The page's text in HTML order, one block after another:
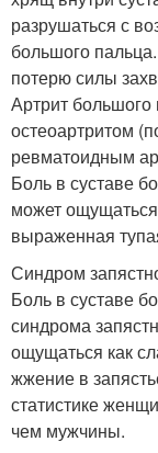
разрушаться с
большого
потерю силы
Артрит большого
остеоартритом
ревматоидным
Боль в суставе
может
выраженная
Синдром
Боль в суставе
синдрома
ощущаться как
жжение в
статистике
чем мужчины.